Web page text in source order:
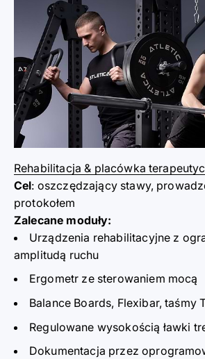
Rehabilitacja & placówka
Cel: oszczędzający stawy, prowadz
protokołem
Zalecane moduły:
Urządzenia rehabilitacyjne z
amplitudą ruchu
Ergometr ze sterowaniem mocą
Balance Boards, Flexibar, taśmy
Regulowane wysokością ławki
Dokumentacja przez